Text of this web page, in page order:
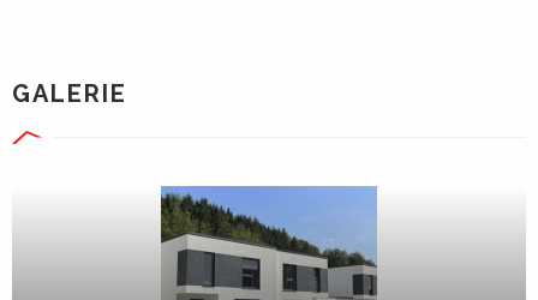
GALERIE